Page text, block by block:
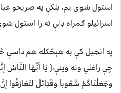
استول شوی یم، بلکې په صریحو
اسرائيلو ګمراه ډلې ته را استول
په انجیل کې به هېڅکله هم داسې
چې راغلي ونه وینې،{ يَا أَيُّهَا النَّاسُ
وجَعَلْنَاكُمْ شُعُوباً وقَبَائِلَ لِتَعَارَفُوا